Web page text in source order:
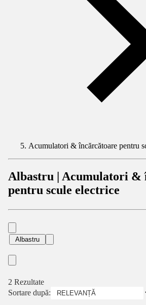
Acumulatori & încărcătoare pentru
Albastru | Acumulatori &
pentru scule electrice
Albastru
2 Rezultate
Sortare după: